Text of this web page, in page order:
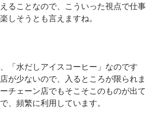
ることなので、こういった視点で仕事
しそうとも言えますね。
「水だしアイスコーヒー」なのです
が少ないので、入るところが限られま
チェーン店でもそこそこのものが出て
、頻繁に利用しています。